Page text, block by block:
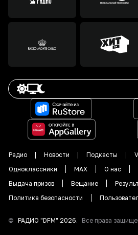
Радио Новости Подкасты
Одноклассники
MAX О нас
Выдача призов
Вещание
Политика безопасности
© РАДИО "DFM" 2026. Все права